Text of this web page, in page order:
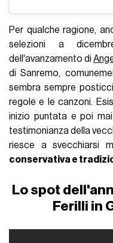
Per qualche ragione,
selezioni a
dell'avanzamento di
di Sanremo,
sembra sempre
regole e le canzoni.
inizio puntata e poi
testimonianza della
riesce a svecchiarsi
conservativa e
Lo spot
Ferilli in